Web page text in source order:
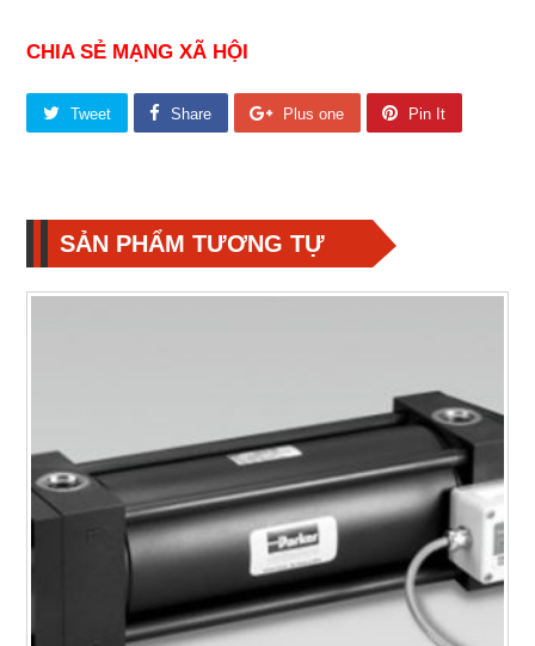
CHIA SẺ MẠNG XÃ HỘI
Tweet Share Plus one Pin It
SẢN PHẨM TƯƠNG TỰ